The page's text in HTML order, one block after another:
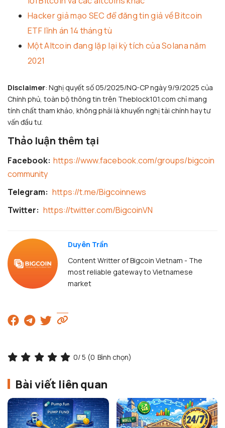
Hacker giả mạo SEC để đăng tin giả về Bitcoin
ETF lĩnh án 14 tháng tù
Một Altcoin đang lặp lại kỳ tích của Solana năm
2021
Disclaimer: Nghị quyết số 05/2025/NQ-CP ngày 9/9/2025 của
Chính phủ, toàn bộ thông tin trên Theblock101.com chỉ mang
tính chất tham khảo, không phải là khuyến nghị tài chính hay tư
vấn đầu tư.
Thảo luận thêm tại
Facebook: https://www.facebook.com/groups/bigcoin
community
Telegram: https://t.me/Bigcoinnews
Twitter: https://twitter.com/BigcoinVN
Duyên Trần
Content Writter of Bigcoin Vietnam - The
most reliable gateway to Vietnamese
market
0/ 5 (0 Bình chọn)
Bài viết liên quan